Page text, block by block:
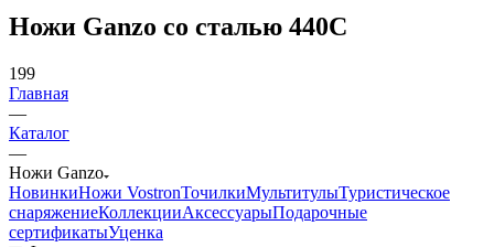
Ножи Ganzo со сталью 440С
199
Главная
—
Каталог
—
Ножи Ganzo
НовинкиНожи VostronТочилкиМультитулыТуристическое
снаряжениеКоллекцииАксессуарыПодарочные
сертификатыУценка